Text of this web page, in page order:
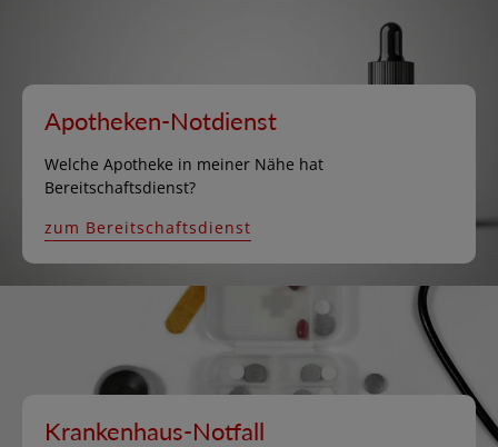
Apotheken-Notdienst
Welche Apotheke in meiner Nähe hat
Bereitschaftsdienst?
zum Bereitschaftsdienst
Krankenhaus-Notfall